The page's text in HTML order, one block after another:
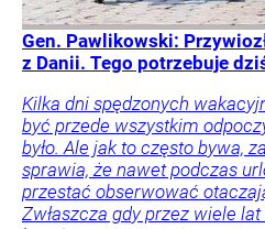
Gen. Pawlikowski:
z Danii. Tego potrzebuje
Kilka dni spędzonych
być przede wszystkim
było. Ale jak to często bywa,
sprawia, że nawet podczas
przestać obserwować
Zwłaszcza gdy przez wiele lat